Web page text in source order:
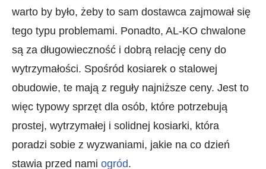
warto by było, żeby to sam dostawca zajmował się
tego typu problemami. Ponadto, AL-KO chwalone
są za długowieczność i dobrą relację ceny do
wytrzymałości. Spośród kosiarek o stalowej
obudowie, te mają z reguły najniższe ceny. Jest to
więc typowy sprzęt dla osób, które potrzebują
prostej, wytrzymałej i solidnej kosiarki, która
poradzi sobie z wyzwaniami, jakie na co dzień
stawia przed nami ogród.